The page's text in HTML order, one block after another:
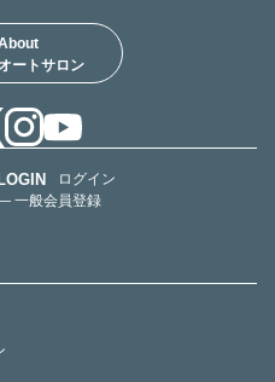
ートサロン
ログイン
一般会員登録